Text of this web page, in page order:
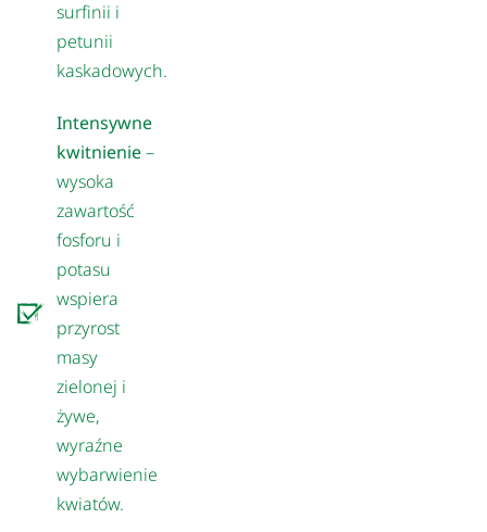
surfinii i
petunii
kaskadowych.
Intensywne
kwitnienie–
wysoka
zawartość
fosforu i
potasu
wspiera
przyrost
masy
zielonej i
żywe,
wyraźne
wybarwienie
kwiatów.